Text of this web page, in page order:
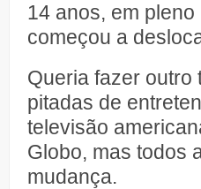
14 anos, em
começou a
Queria fazer outro
pitadas de
televisão
Globo, mas todos
mudança.